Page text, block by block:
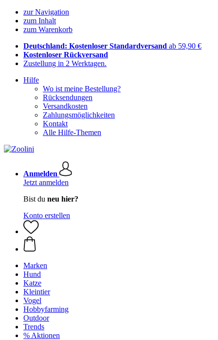
zur Navigation
zum Inhalt
zum Warenkorb
Deutschland: Kostenloser Standardversand ab 59,90 €
Kostenloser Rückversand
Zustellung in 2 Werktagen.
Hilfe
Wo ist meine Bestellung?
Rücksendungen
Versandkosten
Zahlungsmöglichkeiten
Kontakt
Alle Hilfe-Themen
Anmelden
Jetzt anmelden
Bist du neu hier?
Konto erstellen
Marken
Hund
Katze
Kleintier
Vogel
Hobbyfarming
Outdoor
Trends
% Aktionen